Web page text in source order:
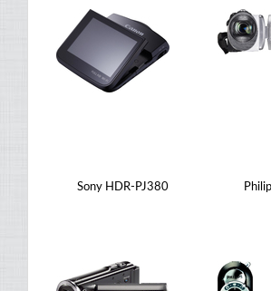
Sony HDR-PJ380